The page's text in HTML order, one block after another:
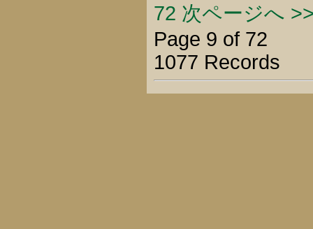
72 次ページへ
Page 9 of 72
1077 Records